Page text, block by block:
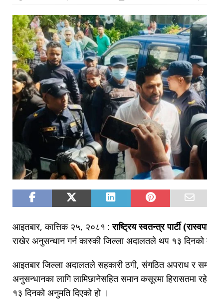
आइतबार, कात्तिक २५, २०८१ :राष्ट्रिय स्वतन्त्र पार्टी
राखेर अनुसन्धान गर्न कास्की जिल्ला अदालतले थप १३ दिनको
आइतबार जिल्ला अदालतले सहकारी ठगी, संगठित अपराध र
अनुसन्धानका लागि लामिछानेसहित समान कसूरमा हिरासतमा
१३ दिनको अनुमति दिएको हो ।